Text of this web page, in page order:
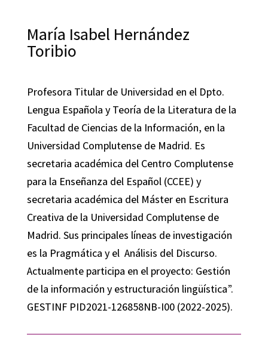
María Isabel Hernández
Toribio
Profesora Titular de Universidad en el Dpto.
Lengua Española y Teoría de la Literatura de la
Facultad de Ciencias de la Información, en la
Universidad Complutense de Madrid. Es
secretaria académica del Centro Complutense
para la Enseñanza del Español (CCEE) y
secretaria académica del Máster en Escritura
Creativa de la Universidad Complutense de
Madrid. Sus principales líneas de investigación
es la Pragmática y el Análisis del Discurso.
Actualmente participa en el proyecto: Gestión
de la información y estructuración lingüística”.
GESTINF PID2021-126858NB-I00 (2022-2025).